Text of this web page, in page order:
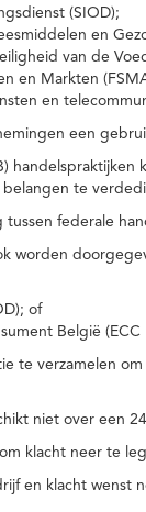
(SIOD);
en
van de
en Markten
en
een
handelspraktijken
belangen te
federale
worden
of
België (ECC
te verzamelen
niet over een
klacht neer te
en klacht